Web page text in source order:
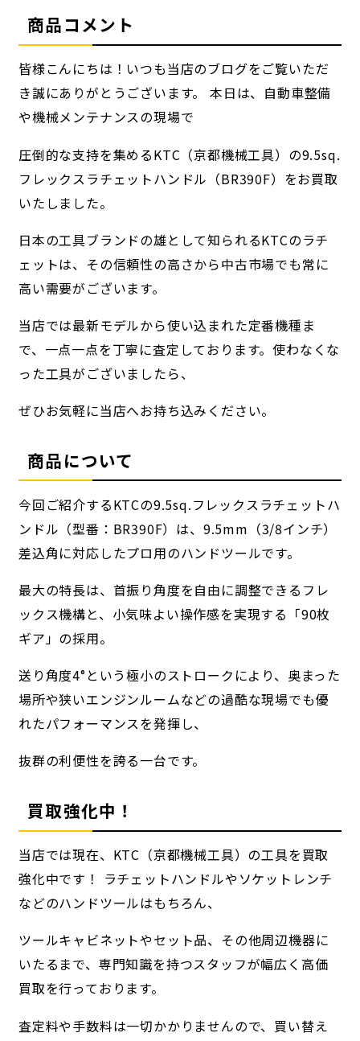
商品コメント
皆様こんにちは！いつも当店のブログをご覧いただ
き誠にありがとうございます。 本日は、自動車整備
や機械メンテナンスの現場で
圧倒的な支持を集めるKTC（京都機械工具）の9.5sq.
フレックスラチェットハンドル（BR390F）をお買取
いたしました。
日本の工具ブランドの雄として知られるKTCのラチ
ェットは、その信頼性の高さから中古市場でも常に
高い需要がございます。
当店では最新モデルから使い込まれた定番機種ま
で、一点一点を丁寧に査定しております。使わなくな
った工具がございましたら、
ぜひお気軽に当店へお持ち込みください。
商品について
今回ご紹介するKTCの9.5sq.フレックスラチェットハ
ンドル（型番：BR390F）は、9.5mm（3/8インチ）
差込角に対応したプロ用のハンドツールです。
最大の特長は、首振り角度を自由に調整できるフレ
ックス機構と、小気味よい操作感を実現する「90枚
ギア」の採用。
送り角度4°という極小のストロークにより、奥まった
場所や狭いエンジンルームなどの過酷な現場でも優
れたパフォーマンスを発揮し、
抜群の利便性を誇る一台です。
買取強化中！
当店では現在、KTC（京都機械工具）の工具を買取
強化中です！ ラチェットハンドルやソケットレンチ
などのハンドツールはもちろん、
ツールキャビネットやセット品、その他周辺機器に
いたるまで、専門知識を持つスタッフが幅広く高価
買取を行っております。
査定料や手数料は一切かかりませんので、買い替え